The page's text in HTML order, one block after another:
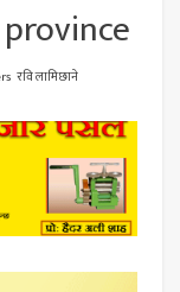
रवि लामिछाने